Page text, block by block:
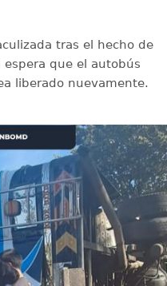
tras el hecho de
que el autobús
liberado nuevamente.